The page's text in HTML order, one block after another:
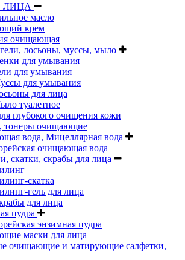
ЛИЦА
масло
крем
очищающая
лосьоны, муссы, мыло
для умывания
для умывания
для умывания
для лица
туалетное
глубокого очищения кожи
тонеры очищающие
вода, Мицеллярная вода
очищающая вода
скатки, скрабы для лица
скатка
гель для лица
для лица
пудра
энзимная пудра
маски для лица
очищающие и матирующие салфетки,